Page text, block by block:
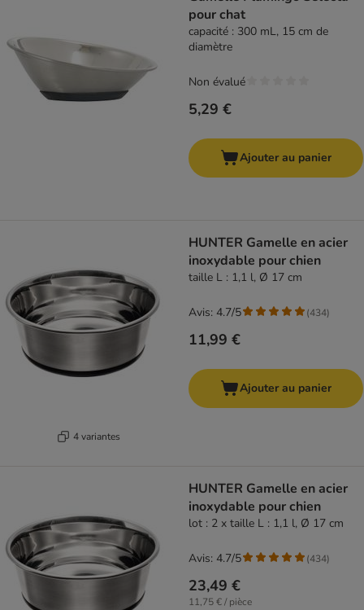
pour chat
capacité : 300 mL, 15 cm de
diamètre
5,29 €
Non évalué
Ajouter au panier
4 variantes
HUNTER Gamelle en acier
inoxydable pour chien
taille L : 1,1 l, Ø 17 cm
11,99 €
Avis: 4.7/5 (434)
Ajouter au panier
HUNTER Gamelle en acier
inoxydable pour chien
lot : 2 x taille L : 1,1 l, Ø 17 cm
23,49 €
11,75 € / pièce
Avis: 4.7/5 (434)